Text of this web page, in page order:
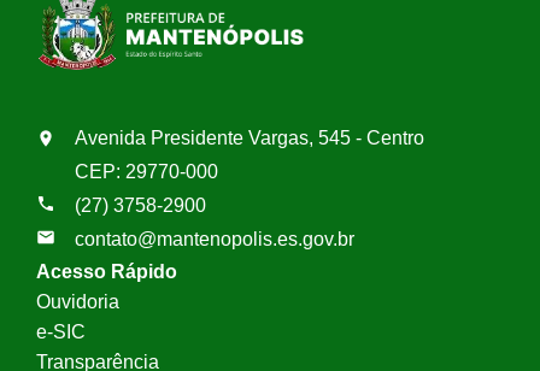
Avenida Presidente Vargas, 545 - Centro
CEP: 29770-000
(27) 3758-2900
contato@mantenopolis.es.gov.br
Acesso Rápido
Ouvidoria
e-SIC
Transparência